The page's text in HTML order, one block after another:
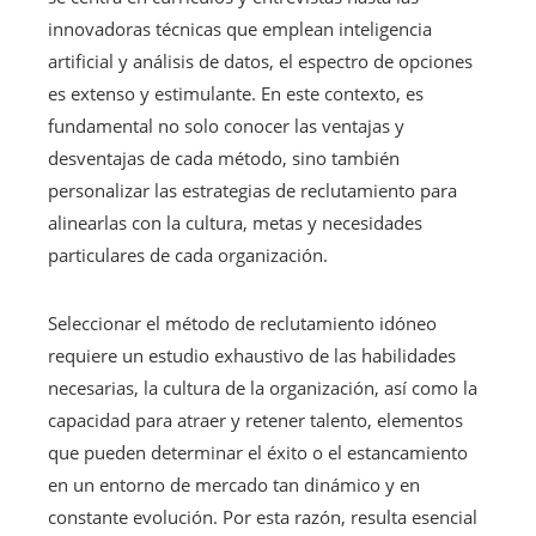
innovadoras técnicas que emplean inteligencia
artificial y análisis de datos, el espectro de opciones
es extenso y estimulante. En este contexto, es
fundamental no solo conocer las ventajas y
desventajas de cada método, sino también
personalizar las estrategias de reclutamiento para
alinearlas con la cultura, metas y necesidades
particulares de cada organización.
Seleccionar el método de reclutamiento idóneo
requiere un estudio exhaustivo de las habilidades
necesarias, la cultura de la organización, así como la
capacidad para atraer y retener talento, elementos
que pueden determinar el éxito o el estancamiento
en un entorno de mercado tan dinámico y en
constante evolución. Por esta razón, resulta esencial